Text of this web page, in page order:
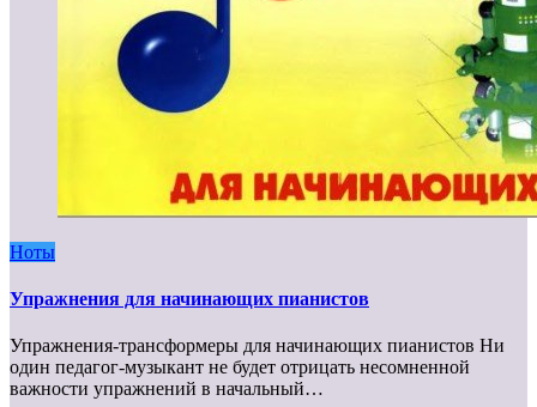
Ноты
Упражнения для начинающих пианистов
Упражнения-трансформеры для начинающих пианистов Ни
один педагог-музыкант не будет отрицать несомненной
важности упражнений в начальный…